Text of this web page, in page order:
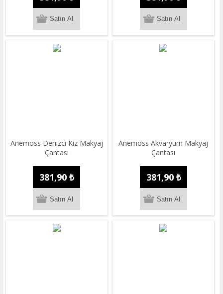
Anemoss Denizci Kız Makyaj
Çantası
381,90 ₺
Anemoss Akvaryum Makyaj
Çantası
381,90 ₺